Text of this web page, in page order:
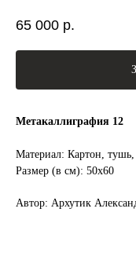
65 000 р.
Метакаллиграфия 12
Материал: Картон, тушь,
Размер (в см): 50х60
Автор: Архутик